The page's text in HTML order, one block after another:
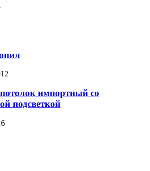
импортный со
подсветкой